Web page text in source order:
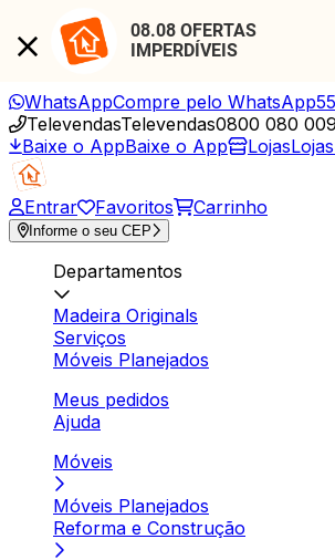
08.08 OFERTAS
IMPERDÍVEIS
WhatsAppCompre pelo WhatsApp
TelevendasTelevendas0800 080
Baixe o AppBaixe o App Lojas
Entrar Favoritos Carrinho
Informe o seu CEP
Departamentos
Madeira Originals
Serviços
Móveis Planejados
Meus pedidos
Ajuda
Móveis
Móveis Planejados
Reforma e Construção